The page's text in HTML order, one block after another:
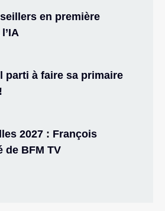
en première
parti à faire sa primaire
2027 : François
de BFM TV